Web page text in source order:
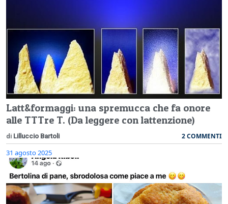
Latt&formaggi: una spremucca che fa onore
alle TTTre T. (Da leggere con lattenzione)
di Lilluccio Bartoli 2 COMMENTI
31 agosto 2025